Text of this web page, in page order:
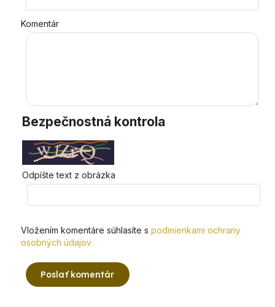
Komentár
Bezpečnostná kontrola
Odpíšte text z obrázka
Vložením komentáre súhlasíte s podmienkami ochrany
osobných údajov
Poslať komentár